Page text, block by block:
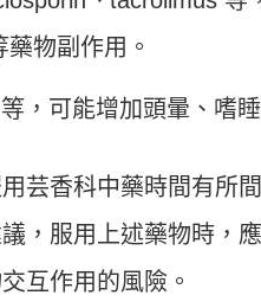
藥物副作用。
，可能增加頭暈、嗜
芸香科中藥時間有所
，服用上述藥物時，
互作用的風險。